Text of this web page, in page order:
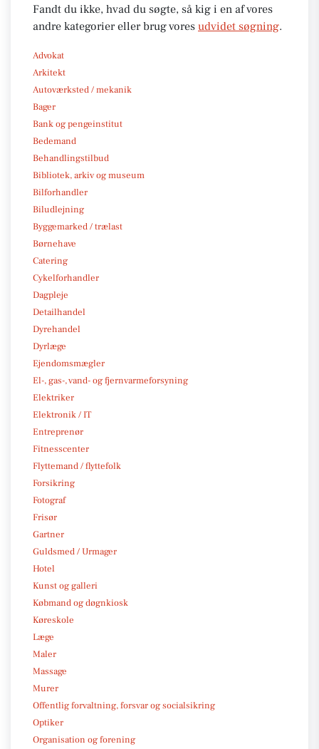
Fandt du ikke, hvad du søgte, så kig i en af vores
andre kategorier eller brug vores udvidet søgning.
Advokat
Arkitekt
Autoværksted / mekanik
Bager
Bank og pengeinstitut
Bedemand
Behandlingstilbud
Bibliotek, arkiv og museum
Bilforhandler
Biludlejning
Byggemarked / trælast
Børnehave
Catering
Cykelforhandler
Dagpleje
Detailhandel
Dyrehandel
Dyrlæge
Ejendomsmægler
El-, gas-, vand- og fjernvarmeforsyning
Elektriker
Elektronik / IT
Entreprenør
Fitnesscenter
Flyttemand / flyttefolk
Forsikring
Fotograf
Frisør
Gartner
Guldsmed / Urmager
Hotel
Kunst og galleri
Købmand og døgnkiosk
Køreskole
Læge
Maler
Massage
Murer
Offentlig forvaltning, forsvar og socialsikring
Optiker
Organisation og forening